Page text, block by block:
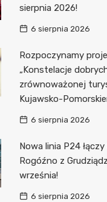
sierpnia 2026!
6 sierpnia 2026
Rozpoczynamy
„Konstelacje
zrównoważonej
Kujawsko-
6 sierpnia 2026
Nowa linia P24
Rogóźno z
września!
6 sierpnia 2026